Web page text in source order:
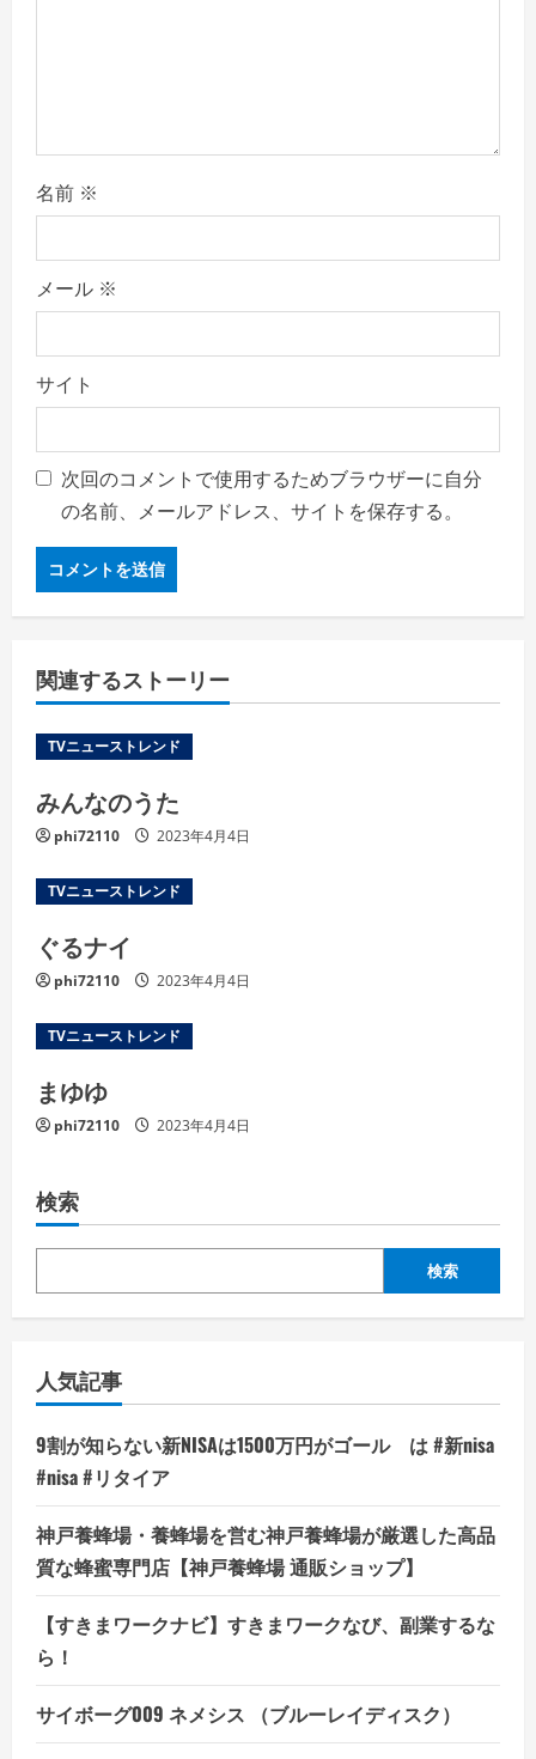
名前 ※
メール ※
サイト
次回のコメントで使用するためブラウザーに自分
の名前、メールアドレス、サイトを保存する。
関連するストーリー
TVニューストレンド
みんなのうた
phi72110 2023年4月4日
TVニューストレンド
ぐるナイ
phi72110 2023年4月4日
TVニューストレンド
まゆゆ
phi72110 2023年4月4日
検索
検索
人気記事
9割が知らない新NISAは1500万円がゴール は #新nisa
#nisa #リタイア
神戸養蜂場・養蜂場を営む神戸養蜂場が厳選した高品
質な蜂蜜専門店【神戸養蜂場 通販ショップ】
【すきまワークナビ】すきまワークなび、副業するな
ら！
サイボーグ009 ネメシス （ブルーレイディスク）